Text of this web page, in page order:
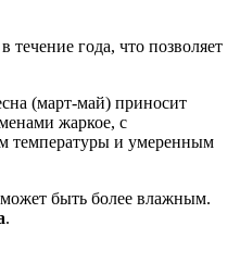
года, что позволяет
(март-май) приносит
жаркое, с
температуры и умеренным
может быть более влажным.
.